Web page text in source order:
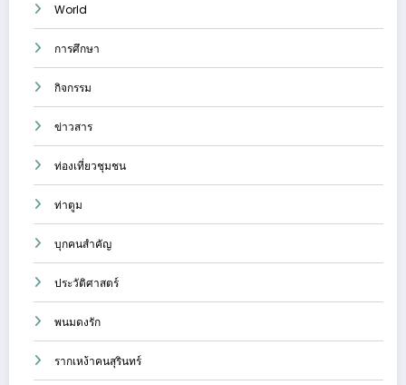
World
การศึกษา
กิจกรรม
ข่าวสาร
ท่องเที่ยวชุมชน
ท่าตูม
บุกคนสำคัญ
ประวัติศาสตร์
พนมดงรัก
รากเหง้าคนสุรินทร์